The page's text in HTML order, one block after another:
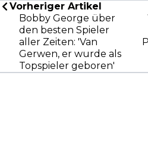
Vorheriger Artikel
Bobby George über
den besten Spieler
aller Zeiten: 'Van
Gerwen, er wurde als
Topspieler geboren'